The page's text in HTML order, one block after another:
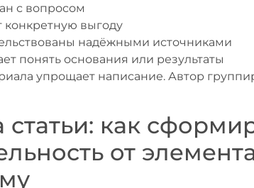
с вопросом
выгоду
надёжными источниками
понять основания или результаты
упрощает написание. Автор
статьи: как
от